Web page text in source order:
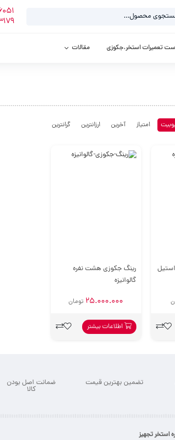
تعمیرات استخر،جکوزی مقالات
امتیاز آخرین ارزانترین گرانترین
رینگ جکوزی هشت نفره
گالوانیزه
25.000.000 تومان
اطلاعات بیشتر
تضمین بهترین قیمت ضمانت اصل بودن
کالا
استخر تجهیز